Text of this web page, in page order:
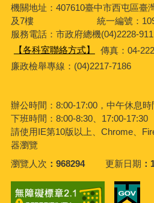
機關地址：407610臺中市西屯區臺
及7樓 統一編號：
服務電話：市政府總機(04)2228-
【各科室聯絡方式】
傳真：04-
廉政檢舉專線：(04)2217-7186
辦公時間：8:00-17:00，中午休息
下班時間：8:00-8:30、17:00-17:30
請使用IE第10版以上、Chrome、
器瀏覽
瀏覽人次
968294 更新日期